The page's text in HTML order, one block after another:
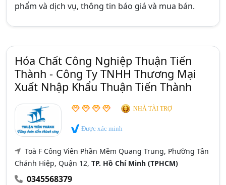
phẩm và dịch vụ, thông tin báo giá và mua bán.
Hóa Chất Công Nghiệp Thuận Tiến
Thành - Công Ty TNHH Thương Mại
Xuất Nhập Khẩu Thuận Tiến Thành
NHÀ TÀI TRỢ
Được xác minh
Toà F Công Viên Phần Mềm Quang Trung, Phường Tân
Chánh Hiệp, Quận 12, TP. Hồ Chí Minh (TPHCM)
0345568379